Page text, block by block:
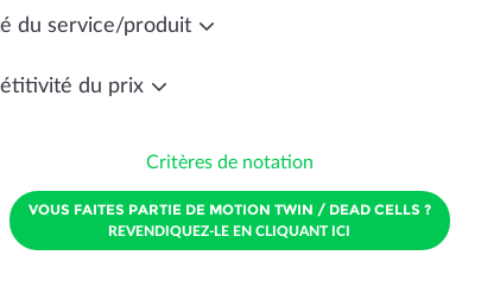
du service/produit
du prix
Critères de notation
VOUS FAITES PARTIE DE MOTION TWIN / DEAD CELLS ?
REVENDIQUEZ-LE EN CLIQUANT ICI